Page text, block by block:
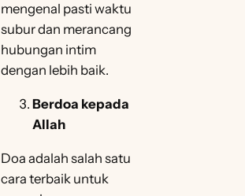
mengenal pasti waktu
subur dan merancang
hubungan intim
dengan lebih baik.
Berdoa kepada
Allah
Doa adalah salah satu
cara terbaik untuk